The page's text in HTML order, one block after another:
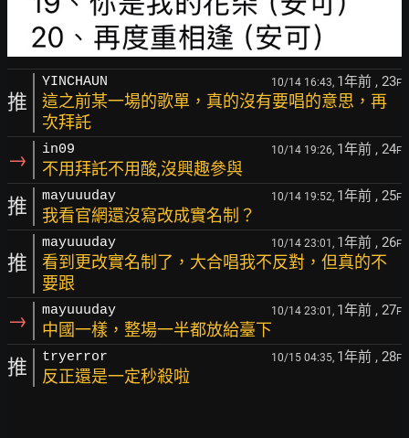
推
YINCHAUN 10/14 16:43, 1年前 , 23F
這之前某一場的歌單，真的沒有要唱的意思，再
次拜託
→ in09 10/14 19:26, 1年前 , 24F
不用拜託不用酸,沒興趣參與
推 mayuuuday 10/14 19:52, 1年前 , 25F
我看官網還沒寫改成實名制？
推
mayuuuday 10/14 23:01, 1年前 , 26F
看到更改實名制了，大合唱我不反對，但真的不
要跟
→ mayuuuday 10/14 23:01, 1年前 , 27F
中國一樣，整場一半都放給臺下
推 tryerror 10/15 04:35, 1年前 , 28F
反正還是一定秒殺啦